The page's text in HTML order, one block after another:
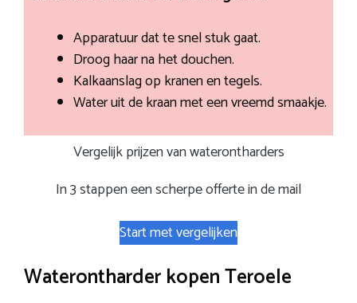
Apparatuur dat te snel stuk gaat.
Droog haar na het douchen.
Kalkaanslag op kranen en tegels.
Water uit de kraan met een vreemd smaakje.
Vergelijk prijzen van waterontharders
In 3 stappen een scherpe offerte in de mail
Start met vergelijken
Waterontharder kopen Teroele